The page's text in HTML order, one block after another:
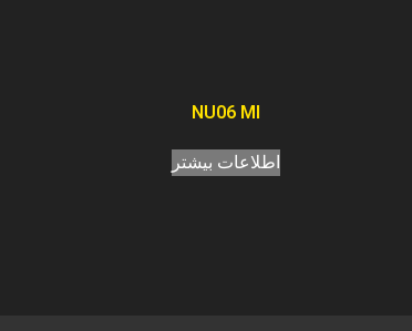
NU06 MI
اطلاعات بیشتر